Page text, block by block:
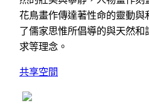
花鳥畫作傳達著性命的靈動
了儒家思惟所倡導的與天然
求等理念。
共享空間